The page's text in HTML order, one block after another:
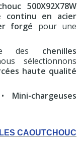
500X92X78W
continu en acier
forgé pour une
des chenilles
sélectionnons
haute qualité
Mini-chargeuses
CAOUTCHOUC